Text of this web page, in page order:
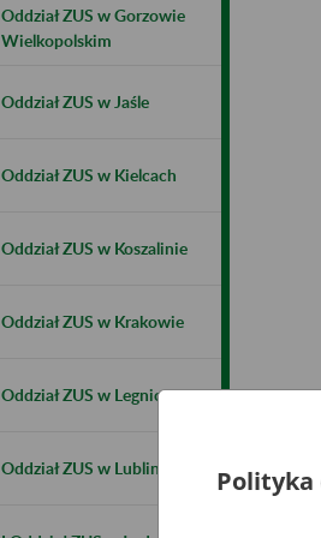
Oddział ZUS w Gorzowie
Wielkopolskim
Oddział ZUS w Jaśle
Oddział ZUS w Kielcach
Oddział ZUS w Koszalinie
Oddział ZUS w Krakowie
Oddział ZUS w Legnicy
Oddział ZUS w Lublinie Polityka